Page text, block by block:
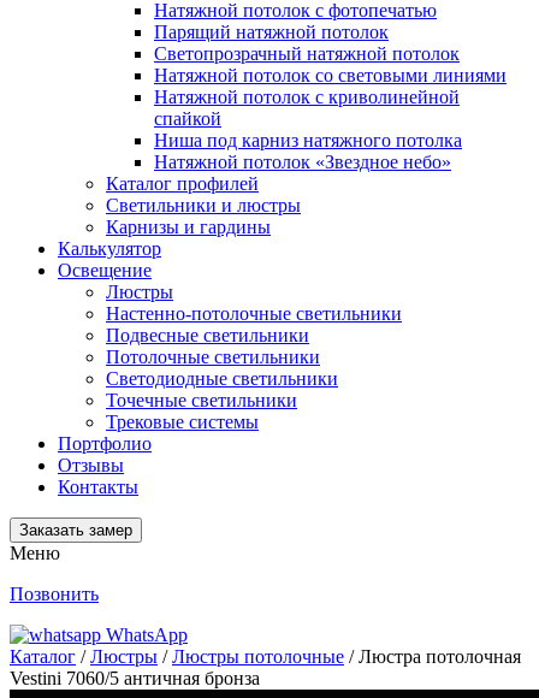
Натяжной потолок с фотопечатью
Парящий натяжной потолок
Светопрозрачный натяжной потолок
Натяжной потолок со световыми линиями
Натяжной потолок с криволинейной
спайкой
Ниша под карниз натяжного потолка
Натяжной потолок «Звездное небо»
Каталог профилей
Светильники и люстры
Карнизы и гардины
Калькулятор
Освещение
Люстры
Настенно-потолочные светильники
Подвесные светильники
Потолочные светильники
Светодиодные светильники
Точечные светильники
Трековые системы
Портфолио
Отзывы
Контакты
Заказать замер
Меню
Позвонить
WhatsApp
Каталог /Люстры /Люстры потолочные / Люстра потолочная
Vestini 7060/5 античная бронза